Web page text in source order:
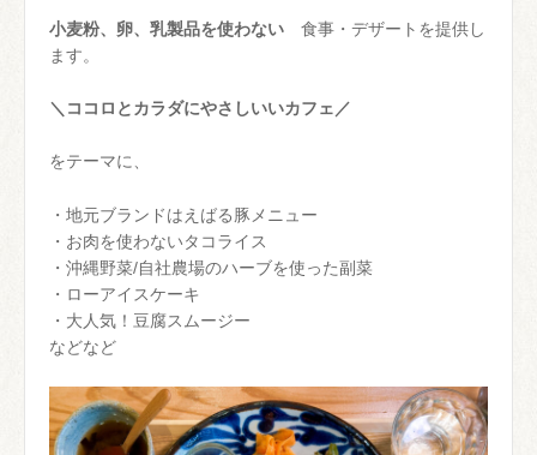
小麦粉、卵、乳製品を使わない 食事・デザートを提供し
ます。
＼ココロとカラダにやさしいいカフェ／
をテーマに、
・地元ブランドはえばる豚メニュー
・お肉を使わないタコライス
・沖縄野菜/自社農場のハーブを使った副菜
・ローアイスケーキ
・大人気！豆腐スムージー
などなど